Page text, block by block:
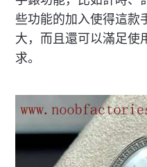
些功能的加入使得這款
大，而且還可以滿足使
求。